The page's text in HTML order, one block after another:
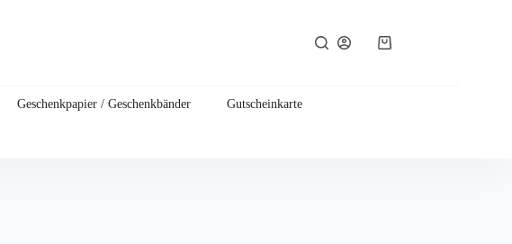
Warenkorb
Geschenkpapier / Geschenkbänder Gutscheinkarte